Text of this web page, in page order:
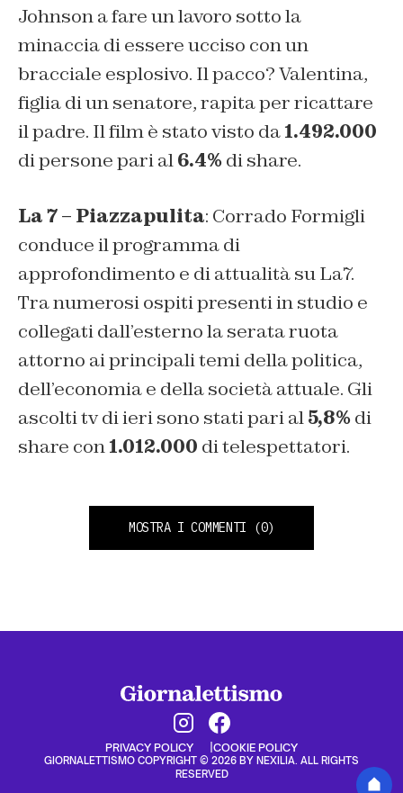
Johnson a fare un lavoro sotto la
minaccia di essere ucciso con un
bracciale esplosivo. Il pacco? Valentina,
figlia di un senatore, rapita per ricattare
il padre. Il film è stato visto da1.492.000
di persone pari al6.4% di share.
La 7 – Piazzapulita: Corrado Formigli
conduce il programma di
approfondimento e di attualità su La7.
Tra numerosi ospiti presenti in studio e
collegati dall’esterno la serata ruota
attorno ai principali temi della politica,
dell’economia e della società attuale. Gli
ascolti tv di ieri sono stati pari al5,8% di
share con1.012.000 di telespettatori.
MOSTRA I COMMENTI (0)
PRIVACY POLICY COOKIE POLICY
GIORNALETTISMO COPYRIGHT © 2026 BY NEXILIA. ALL RIGHTS
RESERVED